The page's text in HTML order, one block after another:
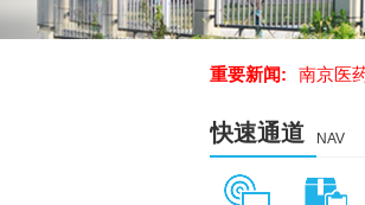
重要新闻: 南京医
南京新
快速通道
首页左侧
NAV